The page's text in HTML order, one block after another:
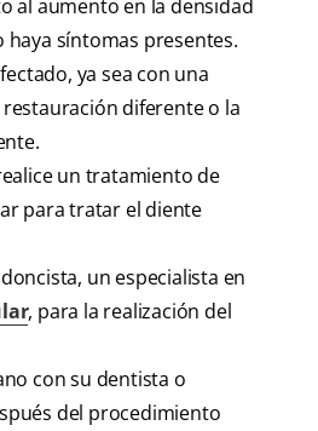
al aumento en la densidad
haya síntomas presentes.
ya sea con una
diferente o la
un tratamiento de
para tratar el diente
un especialista en
, para la realización del
con su dentista o
del procedimiento